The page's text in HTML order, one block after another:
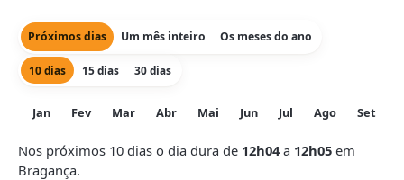
Próximos dias Um mês inteiro Os meses do ano
10 dias 15 dias 30 dias
Jan Fev Mar Abr Mai Jun Jul Ago Set
Nos próximos 10 dias o dia dura de 12h04a 12h05 em
Bragança.